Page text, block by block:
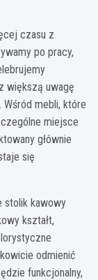
czasu z
po pracy,
większą uwagę
Wśród mebli, które
miejsce
głównie
się
stolik kawowy
kształt,
odmienić
funkcjonalny,